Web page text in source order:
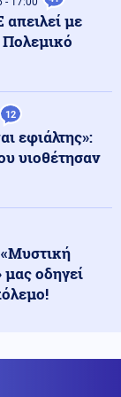
του πατέρα μου
δυναμική στην
λέει ο
με
Πολεμικό
12
εφιάλτης»:
υιοθέτησαν
οδηγεί